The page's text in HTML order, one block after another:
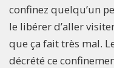
confinez quelqu’un
le libérer d’aller
que ça fait très mal.
décrété ce